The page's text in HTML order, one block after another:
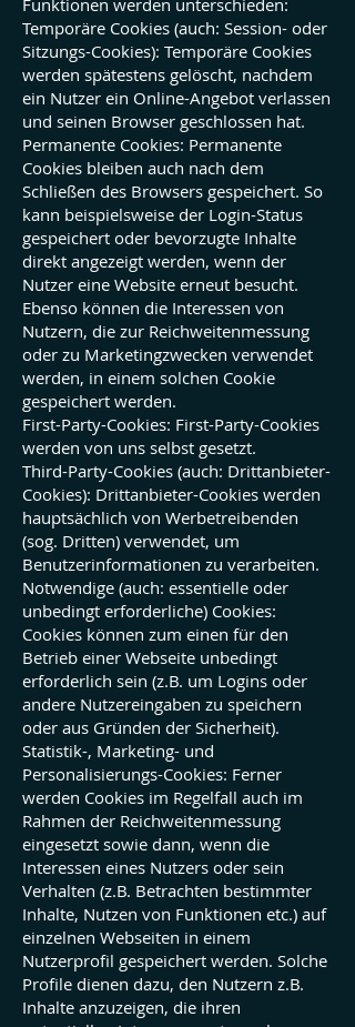
Funktionen werden unterschieden:
Temporäre Cookies (auch: Session- oder
Sitzungs-Cookies): Temporäre Cookies
werden spätestens gelöscht, nachdem
ein Nutzer ein Online-Angebot verlassen
und seinen Browser geschlossen hat.
Permanente Cookies: Permanente
Cookies bleiben auch nach dem
Schließen des Browsers gespeichert. So
kann beispielsweise der Login-Status
gespeichert oder bevorzugte Inhalte
direkt angezeigt werden, wenn der
Nutzer eine Website erneut besucht.
Ebenso können die Interessen von
Nutzern, die zur Reichweitenmessung
oder zu Marketingzwecken verwendet
werden, in einem solchen Cookie
gespeichert werden.
First-Party-Cookies: First-Party-Cookies
werden von uns selbst gesetzt.
Third-Party-Cookies (auch: Drittanbieter-
Cookies): Drittanbieter-Cookies werden
hauptsächlich von Werbetreibenden
(sog. Dritten) verwendet, um
Benutzerinformationen zu verarbeiten.
Notwendige (auch: essentielle oder
unbedingt erforderliche) Cookies:
Cookies können zum einen für den
Betrieb einer Webseite unbedingt
erforderlich sein (z.B. um Logins oder
andere Nutzereingaben zu speichern
oder aus Gründen der Sicherheit).
Statistik-, Marketing- und
Personalisierungs-Cookies: Ferner
werden Cookies im Regelfall auch im
Rahmen der Reichweitenmessung
eingesetzt sowie dann, wenn die
Interessen eines Nutzers oder sein
Verhalten (z.B. Betrachten bestimmter
Inhalte, Nutzen von Funktionen etc.) auf
einzelnen Webseiten in einem
Nutzerprofil gespeichert werden. Solche
Profile dienen dazu, den Nutzern z.B.
Inhalte anzuzeigen, die ihren